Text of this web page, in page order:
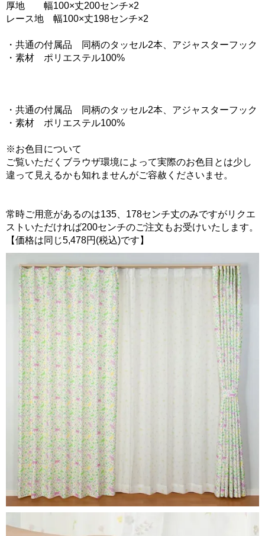
厚地 幅100×丈200センチ×2
レース地 幅100×丈198センチ×2
・共通の付属品 同柄のタッセル2本、アジャスターフック
・素材 ポリエステル100%
・共通の付属品 同柄のタッセル2本、アジャスターフック
・素材 ポリエステル100%
※お色目について
ご覧いただくブラウザ環境によって実際のお色目とは少し
違って見えるかも知れませんがご容赦くださいませ。
常時ご用意があるのは135、178センチ丈のみですがリクエ
ストいただければ200センチのご注文もお受けいたします。
【価格は同じ5,478円(税込)です】